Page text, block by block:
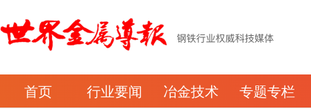
首页 行业要闻 冶金技术 专题专栏